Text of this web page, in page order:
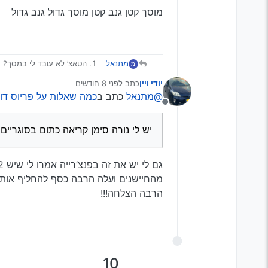
מוסך קטן גנב קטן מוסך גדול גנב גדול
מ מתנאל
הטאצ’ לא עובד לי במסך?
כשהמנוע נדלק ונכבה במצב פרקינג יש רעש של דפיקה מסוימת
בלימה פתאומית ורעש חזק
יש לי נורה סימן קריאה
פלאגים, מה שהיה בסוף
מנותק
יודי וייןכתב לפני 8 חודשים
נערך לאחרונה על ידי
@מתנאל כתב בכמה שאלות על פריוס דור 3 !!! תודה על
יש לי נורה סימן קריאה כתום
מהחיישנים ועלה הרבה כסף להחליף
הרבה הצלחה!!!
10